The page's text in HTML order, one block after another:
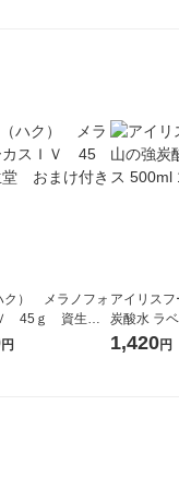
ク） メラノフォ
45ｇ 資生
き
円
アイリス
炭酸水 ラ
箱（24本入
1,420円